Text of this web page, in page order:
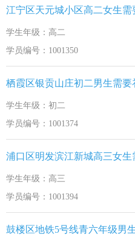
学生年级：高二
学员编号：1001350
学生年级：初二
学员编号：1001374
学生年级：高三
学员编号：1001394